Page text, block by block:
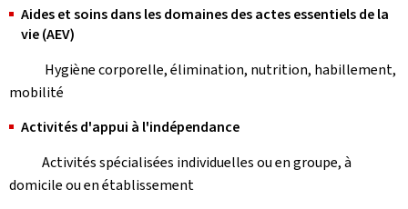
Aides et soins dans les domaines des actes essentiels de la
vie (AEV)
Hygiène corporelle, élimination, nutrition, habillement,
mobilité
Activités d'appui à l'indépendance
Activités spécialisées individuelles ou en groupe, à
domicile ou en établissement